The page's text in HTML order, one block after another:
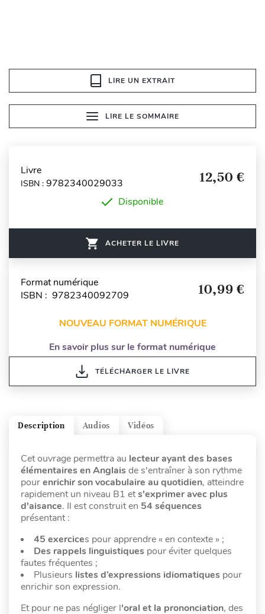
LIRE UN EXTRAIT
LIRE LE SOMMAIRE
Livre
ISBN : 9782340029033 12,50 €
Disponible
ACHETER LE LIVRE
Format numérique
ISBN : 9782340092709
10,99 €
NOUVEAU FORMAT NUMÉRIQUE
En savoir plus sur le format numérique
TÉLÉCHARGER LE LIVRE
Vidéos
Audios
Description
Cet ouvrage permettra au lecteur ayant des bases
élémentaires en Anglais de s'entraîner à son rythme
pourenrichir son vocabulaire au quotidien, atteindre
rapidement un niveau B1 ets'exprimer avec plus
d'aisance. Il est construit en 54 séquences
présentant :
45 exercices pour apprendre « en contexte » ;
Des rappels linguistiques pour éviter quelques
fautes fréquentes ;
Plusieurs listes d’expressions idiomatiques pour
enrichir son expression.
Et pour ne pas négliger l'oral et la prononciation, des